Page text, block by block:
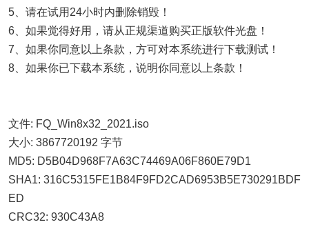
5、请在试用24小时内删除销毁！
6、如果觉得好用，请从正规渠道购买正版软件光盘！
7、如果你同意以上条款，方可对本系统进行下载测试！
8、如果你已下载本系统，说明你同意以上条款！
文件: FQ_Win8x32_2021.iso
大小: 3867720192 字节
MD5: D5B04D968F7A63C74469A06F860E79D1
SHA1: 316C5315FE1B84F9FD2CAD6953B5E730291BDF
ED
CRC32: 930C43A8